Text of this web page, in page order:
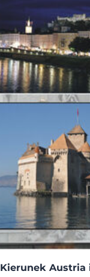
Kierunek Austria